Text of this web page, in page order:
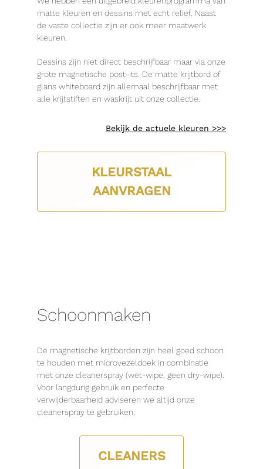
matte kleuren en dessins met echt relief. Naast
de vaste collectie zijn er ook meer maatwerk
kleuren.
Dessins zijn niet direct beschrijfbaar maar via onze
grote magnetische post-its. De matte krijtbord of
glans whiteboard zijn allemaal beschrijfbaar met
alle krijtstiften en waskrijt uit onze collectie.
Bekijk de actuele kleuren >>>
KLEURSTAAL
AANVRAGEN
Schoonmaken
De magnetische krijtborden zijn heel goed schoon
te houden met microvezeldoek in combinatie
met onze cleanerspray (wet-wipe, geen dry-wipe).
Voor langdurig gebruik en perfecte
verwijderbaarheid adviseren we altijd onze
cleanerspray te gebruiken.
CLEANERS